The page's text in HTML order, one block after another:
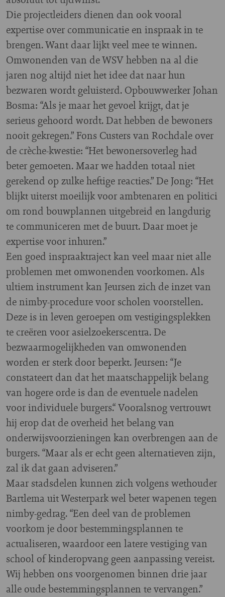
Die projectleiders dienen dan ook vooral
expertise over communicatie en inspraak in te
brengen. Want daar lijkt veel mee te winnen.
Omwonenden van de WSV hebben na al die
jaren nog altijd niet het idee dat naar hun
bezwaren wordt geluisterd. Opbouwwerker Johan
Bosma: “Als je maar het gevoel krijgt, dat je
serieus gehoord wordt. Dat hebben de bewoners
nooit gekregen.” Fons Custers van Rochdale over
de crèche-kwestie: “Het bewonersoverleg had
beter gemoeten. Maar we hadden totaal niet
gerekend op zulke heftige reacties.” De Jong: “Het
blijkt uiterst moeilijk voor ambtenaren en politici
om rond bouwplannen uitgebreid en langdurig
te communiceren met de buurt. Daar moet je
expertise voor inhuren.”
Een goed inspraaktraject kan veel maar niet alle
problemen met omwonenden voorkomen. Als
ultiem instrument kan Jeursen zich de inzet van
de nimby-procedure voor scholen voorstellen.
Deze is in leven geroepen om vestigingsplekken
te creëren voor asielzoekerscentra. De
bezwaarmogelijkheden van omwonenden
worden er sterk door beperkt. Jeursen: “Je
constateert dan dat het maatschappelijk belang
van hogere orde is dan de eventuele nadelen
voor individuele burgers.“ Vooralsnog vertrouwt
hij erop dat de overheid het belang van
onderwijsvoorzieningen kan overbrengen aan de
burgers. “Maar als er echt geen alternatieven zijn,
zal ik dat gaan adviseren.”
Maar stadsdelen kunnen zich volgens wethouder
Bartlema uit Westerpark wel beter wapenen tegen
nimby-gedrag. “Een deel van de problemen
voorkom je door bestemmingsplannen te
actualiseren, waardoor een latere vestiging van
school of kinderopvang geen aanpassing vereist.
Wij hebben ons voorgenomen binnen drie jaar
alle oude bestemmingsplannen te vervangen.”